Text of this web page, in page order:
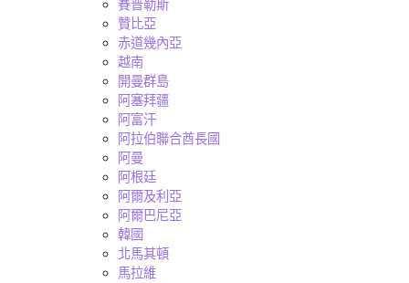
賽普勒斯
贊比亞
赤道幾內亞
越南
開曼群島
阿塞拜疆
阿富汗
阿拉伯聯合酋長國
阿曼
阿根廷
阿爾及利亞
阿爾巴尼亞
韓國
北馬其頓
馬拉維